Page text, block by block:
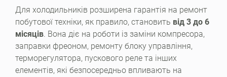
Для холодильників розширена гарантія на ремонт
побутової техніки, як правило, становить від 3 до 6
місяців. Вона діє на роботи із заміни компресора,
заправки фреоном, ремонту блоку управління,
терморегулятора, пускового реле та інших
елементів, які безпосередньо впливають на